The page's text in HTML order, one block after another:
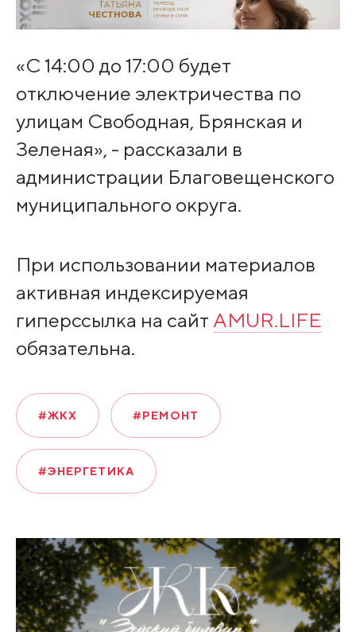
«С 14:00 до 17:00 будет
отключение электричества по
улицам Свободная, Брянская и
Зеленая», - рассказали в
администрации Благовещенского
муниципального округа.
При использовании материалов
активная индексируемая
гиперссылка на сайт AMUR.LIFE
обязательна.
#ЖКХ #РЕМОНТ
#ЭНЕРГЕТИКА